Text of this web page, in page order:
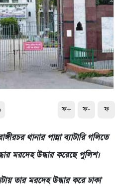
ফ+ ফ- ফ
থানার পান্না ব্যাটারি গলিতে
মরদেহ উদ্ধার করেছে পুলিশ।
তার মরদেহ উদ্ধার করে ঢাকা